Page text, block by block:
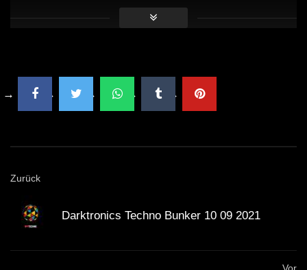
Zurück
Darktronics Techno Bunker 10 09 2021